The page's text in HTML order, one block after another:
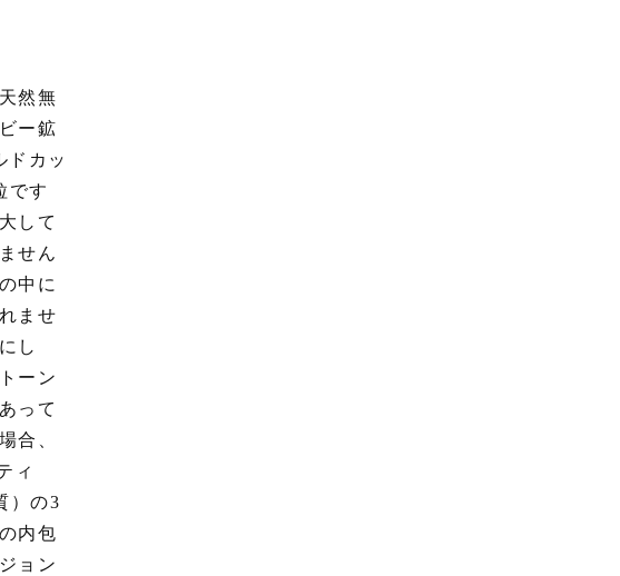
然無
ー鉱
ドカッ
です
して
せん
中に
ませ
し
ーン
って
合、
ィ
）の3
内包
ョン